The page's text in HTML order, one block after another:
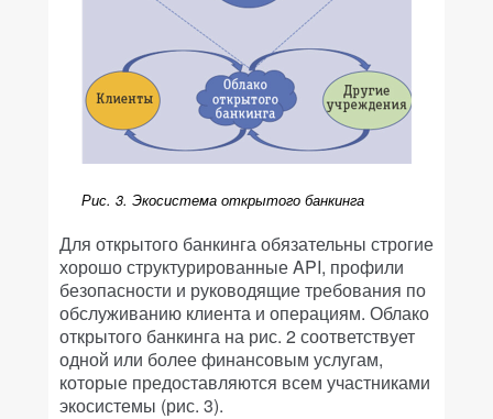
Рис. 3. Экосистема открытого банкинга
Для открытого банкинга обязательны строгие
хорошо структурированные API, профили
безопасности и руководящие требования по
обслуживанию клиента и операциям. Облако
открытого банкинга на рис. 2 соответствует
одной или более финансовым услугам,
которые предоставляются всем участниками
экосистемы (рис. 3).